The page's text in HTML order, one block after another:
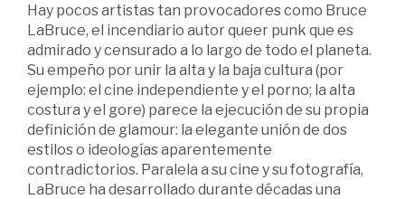
Hay pocos artistas tan provocadores como Bruce
LaBruce, el incendiario autor queer punk que es
admirado y censurado a lo largo de todo el planeta.
Su empeño por unir la alta y la baja cultura (por
ejemplo: el cine independiente y el porno; la alta
costura y el gore) parece la ejecución de su propia
definición de glamour: la elegante unión de dos
estilos o ideologías aparentemente
contradictorios. Paralela a su cine y su fotografía,
LaBruce ha desarrollado durante décadas una